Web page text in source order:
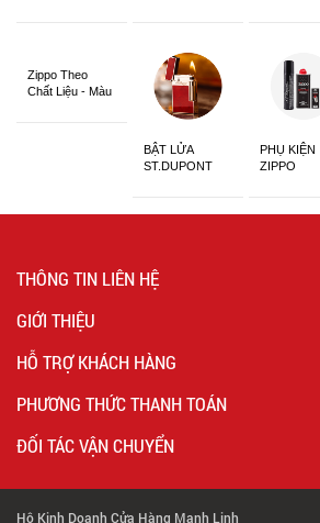
Zippo Theo
Chất Liệu - Màu
BẬT LỬA
ST.DUPONT
PHỤ KIỆN
ZIPPO
THÔNG TIN LIÊN HỆ
GIỚI THIỆU
HỖ TRỢ KHÁCH HÀNG
PHƯƠNG THỨC THANH TOÁN
ĐỐI TÁC VẬN CHUYỂN
Hộ Kinh Doanh Cửa Hàng Mạnh Linh